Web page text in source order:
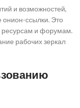
и возможностей,
онион-ссылки. Это
ресурсам и форумам.
рабочих зеркал